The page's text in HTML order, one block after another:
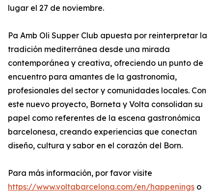
lugar el 27 de noviembre.
Pa Amb Oli Supper Club apuesta por reinterpretar la
tradición mediterránea desde una mirada
contemporánea y creativa, ofreciendo un punto de
encuentro para amantes de la gastronomía,
profesionales del sector y comunidades locales. Con
este nuevo proyecto, Borneta y Volta consolidan su
papel como referentes de la escena gastronómica
barcelonesa, creando experiencias que conectan
diseño, cultura y sabor en el corazón del Born.
Para más información, por favor visite
https://www.voltabarcelona.com/en/happenings o